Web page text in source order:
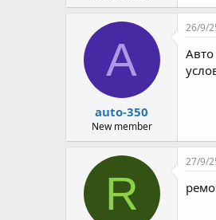
A
auto-350
New member
26/9/
R
27/9/